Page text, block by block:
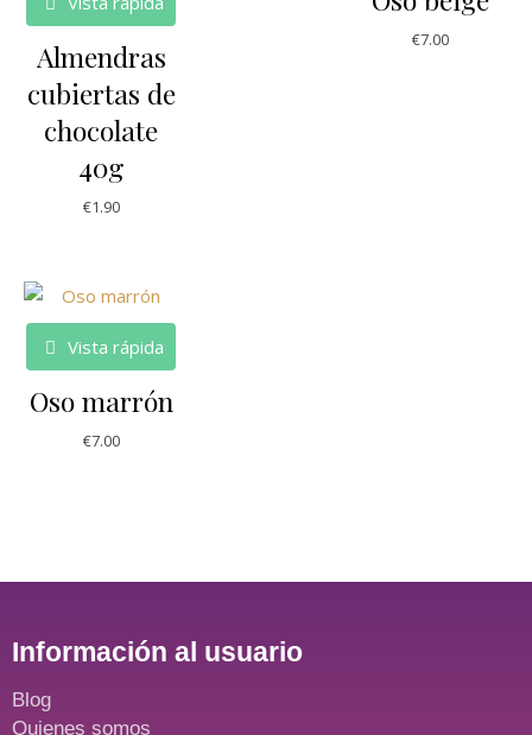
Almendras
cubiertas de
chocolate
40g
€1.90
€7.00
Vista rápida
Oso marrón
€7.00
Información al usuario
Blog
Quienes somos